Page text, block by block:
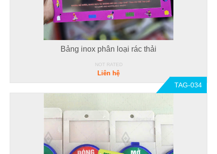
Bảng inox phân loại rác thải
NOT RATED
Liên hệ
TAG-034